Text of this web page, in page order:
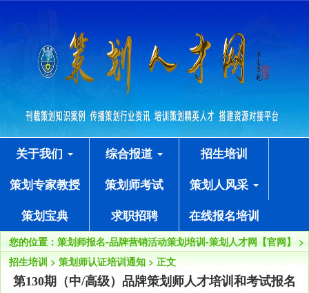
关于我们 综合报道
招生培训
策划专家教授
策划师考试
策划人风采
策划宝典
求职招聘 在线报名培训
您的位置： 策划师报名-品牌营销活动策划培训-策划人才网【官网】
>
招生培训 > 策划师认证培训通知 > 正文
第130期（中/高级）品牌策划师人才培训和考试报名